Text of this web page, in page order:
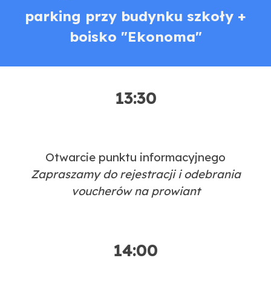
parking przy budynku szkoły +
boisko "Ekonoma"
13:30
Otwarcie punktu informacyjnego
Zapraszamy do rejestracji i odebrania
voucherów na prowiant
14:00